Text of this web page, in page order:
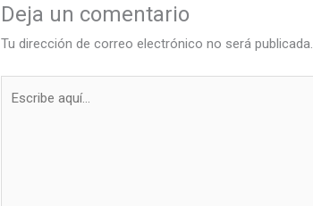
Deja un comentario
Tu dirección de correo electrónico no será publicada.